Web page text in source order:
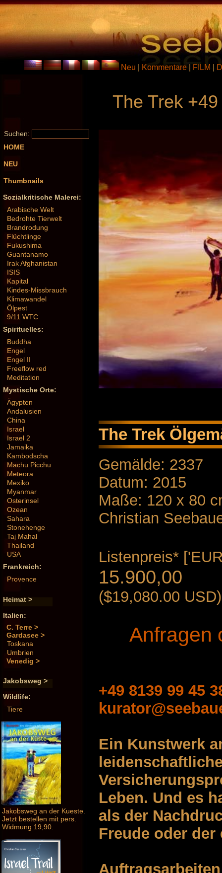
Neu Kommentare FILM
The Trek
Suchen:
HOME
NEU
Thumbnails
Sozialkritische Malerei:
Arabische Welt
Bedrohte Tierwelt
Brandrodung
Flüchtlinge
Fukushima
Guantanamo
Irak Afghanistan
ISIS
Kapital
Kindes-Missbrauch
Klimawandel
Ölpest
9/11 WTC
Spirituelles:
Buddha
Engel
Engel II
Freeflow red
Meditation
Mystische Orte:
Ägypten
Andalusien
China
Israel
Israel 2
Jamaika
Kambodscha
Machu Picchu
Meteora
Mexiko
Myanmar
Osterinsel
Ozean
Sahara
Stonehenge
Taj Mahal
Thailand
USA
Frankreich:
Provence
Heimat >
Italien:
C. Terre >
Gardasee >
Toskana
Umbrien
Venedig >
Jakobsweg >
Wildlife:
Tiere
Jakobsweg an der Kueste.
Jetzt bestellen mit pers.
Widmung 19,90.
The Trek
Gemälde: 2337
Datum: 2015
Maße: 120 x 80
Christian
Listenpreis*
15.900,00
($19,080.00 USD)
Anfragen
+49 8139 99 45
Ein Kunstwerk
Leben. Und es
als der
Freude oder